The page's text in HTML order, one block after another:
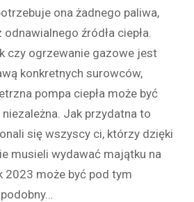
ona żadnego paliwa,
źródła ciepła.
czy ogrzewanie gazowe jest
konkretnych surowców,
pompa ciepła może być
Jak przydatna to
się wszyscy ci, którzy dzięki
musieli wydawać majątku na
2023 może być pod tym